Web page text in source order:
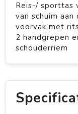
Reis-/ sporttas
van schuim
voorvak met
2 handgrepen
schouderriem